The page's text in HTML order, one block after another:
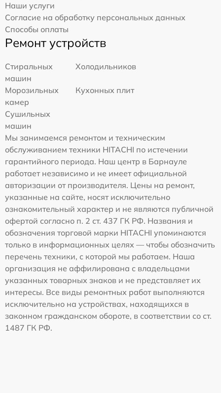
Наши услуги
Согласие на обработку персональных данных
Способы оплаты
Ремонт устройств
Стиральных
машин
Холодильников
Морозильных
камер
Кухонных плит
Сушильных
машин
Мы занимаемся ремонтом и техническим
обслуживанием техники HITACHI по истечении
гарантийного периода. Наш центр в Барнауле
работает независимо и не имеет официальной
авторизации от производителя. Цены на ремонт,
указанные на сайте, носят исключительно
ознакомительный характер и не являются публичной
офертой согласно п. 2 ст. 437 ГК РФ. Названия и
обозначения торговой марки HITACHI упоминаются
только в информационных целях — чтобы обозначить
перечень техники, с которой мы работаем. Наша
организация не аффилирована с владельцами
указанных товарных знаков и не представляет их
интересы. Все виды ремонтных работ выполняются
исключительно на устройствах, находящихся в
законном гражданском обороте, в соответствии со ст.
1487 ГК РФ.